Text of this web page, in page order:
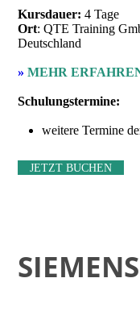
Kursdauer: 4 Tage
Ort: QTE Training
Deutschland
»MEHR
Schulungstermine:
weitere Termine
JETZT BUCHEN